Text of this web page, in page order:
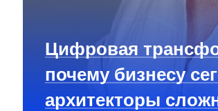
Цифровая
почему бизнесу
архитекторы